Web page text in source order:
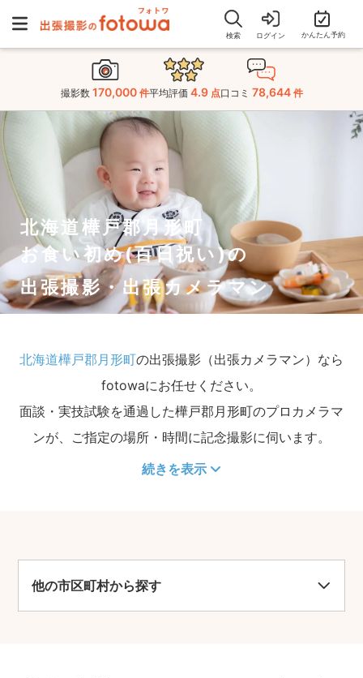
検索 ログイン かんたん予約
撮影数 170,000 件平均評価 4.9 点口コミ 78,644 件
北海道樺戸郡月形町
お食い初め(百日祝い)の
出張撮影・出張カメラマン
北海道樺戸郡月形町の出張撮影（出張カメラマン）なら
fotowaにお任せください。
面談・実技試験を通過した樺戸郡月形町のプロカメラマ
ンが、ご指定の場所・時間に記念撮影に伺います。
続きを表示
他の市区町村から探す